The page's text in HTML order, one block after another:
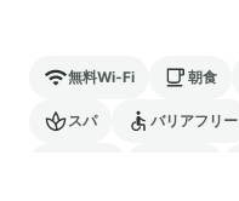
無料Wi-Fi 朝食
スパ バリアフリー